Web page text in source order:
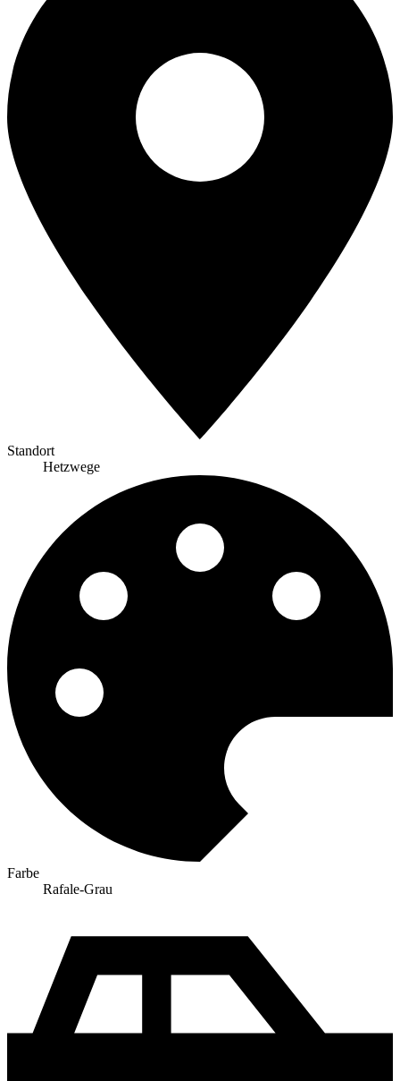
Standort
Hetzwege
Farbe
Rafale-Grau